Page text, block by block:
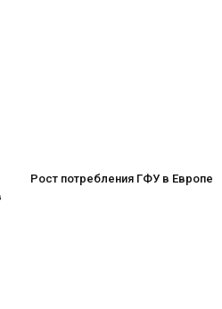
Рост потребления ГФУ в Европе